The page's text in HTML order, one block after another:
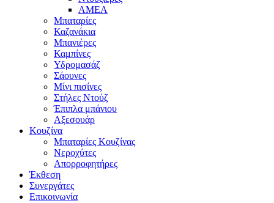
ΑΜΕΑ
Μπαταρίες
Καζανάκια
Μπανιέρες
Καμπίνες
Υδρομασάζ
Σάουνες
Μίνι πισίνες
Στήλες Ντούζ
Έπιπλα μπάνιου
Αξεσουάρ
Κουζίνα
Μπαταρίες Κουζίνας
Νεροχύτες
Απορροφητήρες
Έκθεση
Συνεργάτες
Επικοινωνία